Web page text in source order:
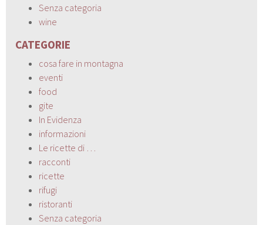
Senza categoria
wine
CATEGORIE
cosa fare in montagna
eventi
food
gite
In Evidenza
informazioni
Le ricette di …
racconti
ricette
rifugi
ristoranti
Senza categoria